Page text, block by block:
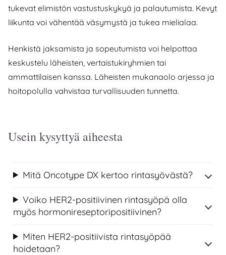
tukevat elimistön vastustuskykyä ja palautumista. Kevyt
liikunta voi vähentää väsymystä ja tukea mielialaa.
Henkistä jaksamista ja sopeutumista voi helpottaa
keskustelu läheisten, vertaistukiryhmien tai
ammattilaisen kanssa. Läheisten mukanaolo arjessa ja
hoitopolulla vahvistaa turvallisuuden tunnetta.
Usein kysyttyä aiheesta
Mitä Oncotype DX kertoo rintasyövästä?
Voiko HER2-positiivinen rintasyöpä olla
myös hormonireseptoripositiivinen?
Miten HER2-positiivista rintasyöpää
hoidetaan?